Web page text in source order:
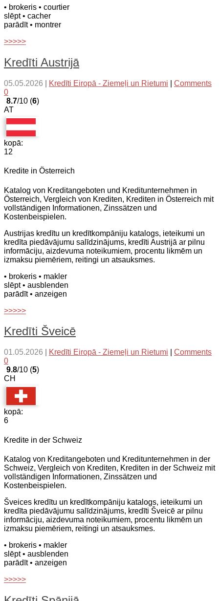
• brokeris • courtier
slēpt• cacher
parādīt• montrer
>>>>>
Kredīti Austrijā
05.05.2026 Kredīti Eiropā - Ziemeļi un Rietumi
Comments
0
8.7/10 (6)
AT
kopā:
12
Kredite in Österreich
Katalog von Kreditangeboten und Kreditunternehmen in
Österreich, Vergleich von Krediten, Krediten in Österreich mit
vollständigen Informationen, Zinssätzen und
Kostenbeispielen.
Austrijas kredītu un kredītkompāniju katalogs, ieteikumi un
kredīta piedāvājumu salīdzinājums, kredīti Austrijā ar pilnu
informāciju, aizdevuma noteikumiem, procentu likmēm un
izmaksu piemēriem, reitingi un atsauksmes.
• brokeris • makler
slēpt• ausblenden
parādīt• anzeigen
>>>>>
Kredīti Šveicē
01.05.2026 Kredīti Eiropā - Ziemeļi un Rietumi
Comments
0
9.8/10 (5)
CH
kopā:
6
Kredite in der Schweiz
Katalog von Kreditangeboten und Kreditunternehmen in der
Schweiz, Vergleich von Krediten, Krediten in der Schweiz mit
vollständigen Informationen, Zinssätzen und
Kostenbeispielen.
Šveices kredītu un kredītkompāniju katalogs, ieteikumi un
kredīta piedāvājumu salīdzinājums, kredīti Šveicē ar pilnu
informāciju, aizdevuma noteikumiem, procentu likmēm un
izmaksu piemēriem, reitingi un atsauksmes.
• brokeris • makler
slēpt• ausblenden
parādīt• anzeigen
>>>>>